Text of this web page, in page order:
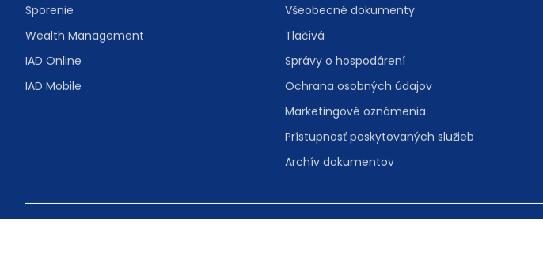
Sporenie
Wealth Management
IAD Online
IAD Mobile
Všeobecné dokumenty
Tlačivá
Správy o hospodárení
Ochrana osobných údajov
Marketingové oznámenia
Prístupnosť poskytovaných služieb
Archív dokumentov